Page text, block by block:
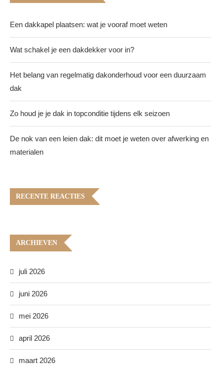
Een dakkapel plaatsen: wat je vooraf moet weten
Wat schakel je een dakdekker voor in?
Het belang van regelmatig dakonderhoud voor een duurzaam
dak
Zo houd je je dak in topconditie tijdens elk seizoen
De nok van een leien dak: dit moet je weten over afwerking en
materialen
RECENTE REACTIES
ARCHIEVEN
juli 2026
juni 2026
mei 2026
april 2026
maart 2026